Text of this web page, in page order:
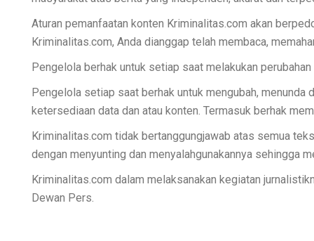
Aturan pemanfaatan konten Kriminalitas.com akan
Kriminalitas.com, Anda dianggap telah membaca,
Pengelola berhak untuk setiap saat melakukan
Pengelola setiap saat berhak untuk mengubah,
ketersediaan data dan atau konten. Termasuk berhak
Kriminalitas.com tidak bertanggungjawab atas semua
dengan menyunting dan menyalahgunakannya sehingga
Kriminalitas.com dalam melaksanakan kegiatan
Dewan Pers.